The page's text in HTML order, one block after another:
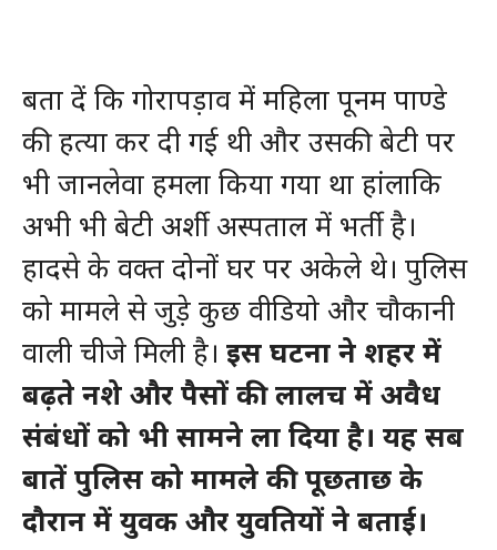
बता दें कि गोरापड़ाव में महिला पूनम पाण्डे
की हत्या कर दी गई थी और उसकी बेटी पर
भी जानलेवा हमला किया गया था हांलाकि
अभी भी बेटी अर्शी अस्पताल में भर्ती है।
हादसे के वक्त दोनों घर पर अकेले थे। पुलिस
को मामले से जुड़े कुछ वीडियो और चौकानी
वाली चीजे मिली है। इस घटना ने शहर में
बढ़ते नशे और पैसों की लालच में अवैध
संबंधों को भी सामने ला दिया है। यह सब
बातें पुलिस को मामले की पूछताछ के
दौरान में युवक और युवतियों ने बताई।